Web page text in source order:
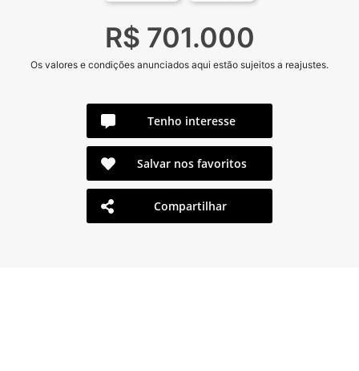
R$ 701.000
Os valores e condições anunciados aqui estão sujeitos a reajustes.
Tenho interesse
Salvar nos favoritos
Compartilhar